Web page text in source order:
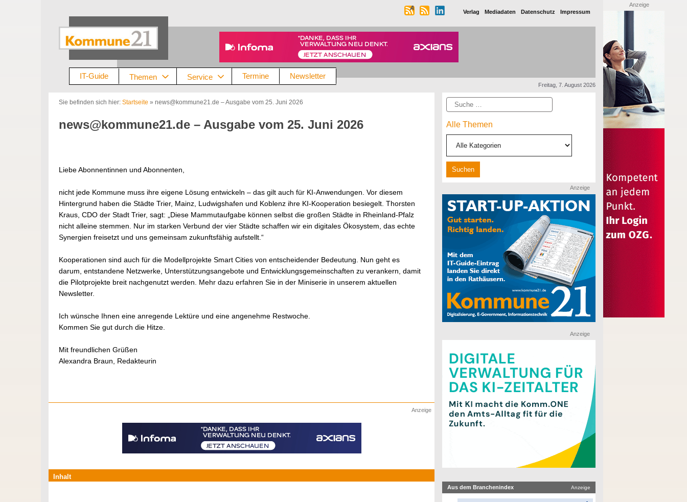
Verlag Mediadaten Datenschutz Impressum
IT-Guide Themen Service Termine Newsletter
Freitag, 7. August 2026
Sie befinden sich hier: Startseite » news@kommune21.de – Ausgabe vom 25. Juni 2026
news@kommune21.de – Ausgabe vom 25. Juni 2026
Liebe Abonnentinnen und Abonnenten,
nicht jede Kommune muss ihre eigene Lösung entwickeln – das gilt auch für KI-Anwendungen. Vor diesem
Hintergrund haben die Städte Trier, Mainz, Ludwigshafen und Koblenz ihre KI-Kooperation besiegelt. Thorsten
Kraus, CDO der Stadt Trier, sagt: „Diese Mammutaufgabe können selbst die großen Städte in Rheinland-Pfalz
nicht alleine stemmen. Nur im starken Verbund der vier Städte schaffen wir ein digitales Ökosystem, das echte
Synergien freisetzt und uns gemeinsam zukunftsfähig aufstellt.“
Kooperationen sind auch für die Modellprojekte Smart Cities von entscheidender Bedeutung. Nun geht es
darum, entstandene Netzwerke, Unterstützungsangebote und Entwicklungsgemeinschaften zu verankern, damit
die Pilotprojekte breit nachgenutzt werden. Mehr dazu erfahren Sie in der Miniserie in unserem aktuellen
Newsletter.
Ich wünsche Ihnen eine anregende Lektüre und eine angenehme Restwoche.
Kommen Sie gut durch die Hitze.
Mit freundlichen Grüßen
Alexandra Braun, Redakteurin
Anzeige
Inhalt
Suche
Alle Themen
Anzeige
Anzeige
Aus dem Branchenindex Anzeige
Anzeige